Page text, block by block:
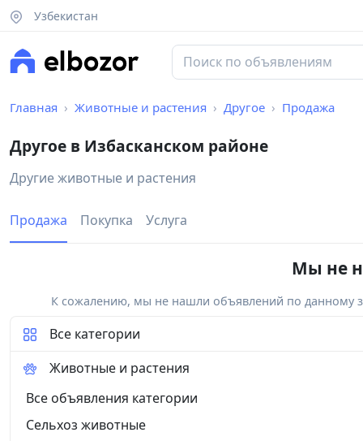
Узбекистан
Главная Животные и растения Другое Продажа
Другое в Избасканском районе
Другие животные и растения
Продажа Покупка Услуга
Мы не
К сожалению, мы не нашли объявлений по данному
Все категории
Животные и растения
Все объявления категории
Сельхоз животные